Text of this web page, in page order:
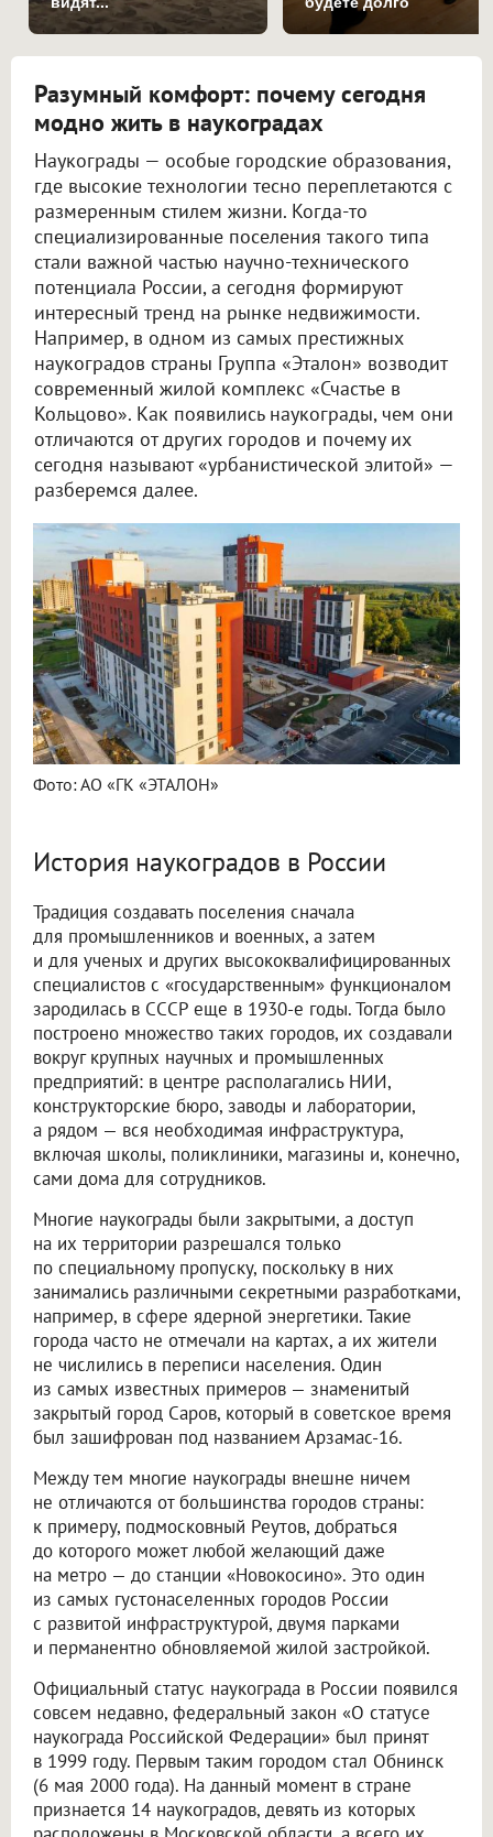
Разумный комфорт: почему сегодня
модно жить в наукоградах
Наукограды — особые городские образования,
где высокие технологии тесно переплетаются с
размеренным стилем жизни. Когда-то
специализированные поселения такого типа
стали важной частью научно-технического
потенциала России, а сегодня формируют
интересный тренд на рынке недвижимости.
Например, в одном из самых престижных
наукоградов страны Группа «Эталон» возводит
современный жилой комплекс «Счастье в
Кольцово». Как появились наукограды, чем они
отличаются от других городов и почему их
сегодня называют «урбанистической элитой» —
разберемся далее.
Фото: АО «ГК «ЭТАЛОН»
История наукоградов в России
Традиция создавать поселения сначала
для промышленников и военных, а затем
и для ученых и других высококвалифицированных
специалистов с «государственным» функционалом
зародилась в СССР еще в 1930-е годы. Тогда было
построено множество таких городов, их создавали
вокруг крупных научных и промышленных
предприятий: в центре располагались НИИ,
конструкторские бюро, заводы и лаборатории,
а рядом — вся необходимая инфраструктура,
включая школы, поликлиники, магазины и, конечно,
сами дома для сотрудников.
Многие наукограды были закрытыми, а доступ
на их территории разрешался только
по специальному пропуску, поскольку в них
занимались различными секретными разработками,
например, в сфере ядерной энергетики. Такие
города часто не отмечали на картах, а их жители
не числились в переписи населения. Один
из самых известных примеров — знаменитый
закрытый город Саров, который в советское время
был зашифрован под названием Арзамас-16.
Между тем многие наукограды внешне ничем
не отличаются от большинства городов страны:
к примеру, подмосковный Реутов, добраться
до которого может любой желающий даже
на метро — до станции «Новокосино». Это один
из самых густонаселенных городов России
с развитой инфраструктурой, двумя парками
и перманентно обновляемой жилой застройкой.
Официальный статус наукограда в России появился
совсем недавно, федеральный закон «О статусе
наукограда Российской Федерации» был принят
в 1999 году. Первым таким городом стал Обнинск
(6 мая 2000 года). На данный момент в стране
признается 14 наукоградов, девять из которых